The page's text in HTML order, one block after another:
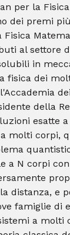
per la Fisica
dei premi più
Fisica
al settore
in
fisica dei
della
esatte
molti corpi,
a N corpi con
distanza, e
famiglie di
a molti